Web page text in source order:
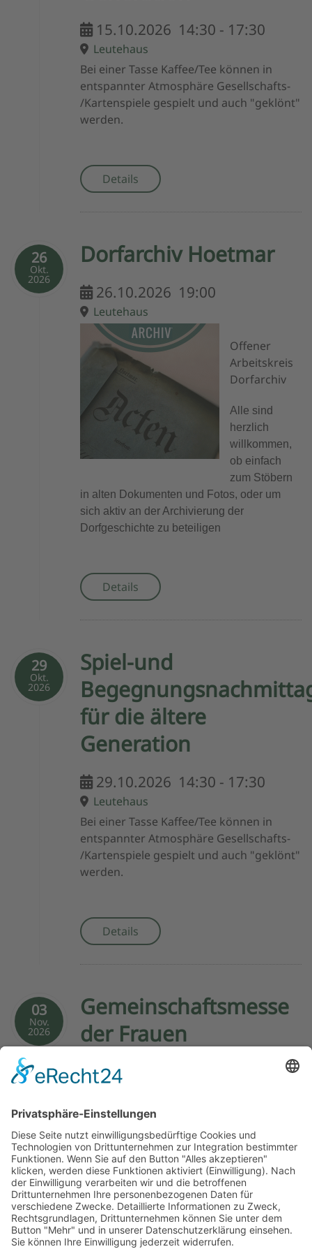
15.10.2026 14:30 - 17:30
Leutehaus
Bei einer Tasse Kaffee/Tee können in
entspannter Atmosphäre Gesellschafts-
/Kartenspiele gespielt und auch "geklönt"
werden.
Details
26
Okt.
2026
Dorfarchiv Hoetmar
26.10.2026 19:00
Leutehaus
Offener
Arbeitskreis
Dorfarchiv
Alle sind
herzlich
willkommen,
ob einfach
zum Stöbern
in alten Dokumenten und Fotos, oder um
sich aktiv an der Archivierung der
Dorfgeschichte zu beteiligen
Details
29
Okt.
2026
Spiel-und
für die ältere
Generation
29.10.2026 14:30 - 17:30
Leutehaus
Bei einer Tasse Kaffee/Tee können in
entspannter Atmosphäre Gesellschafts-
/Kartenspiele gespielt und auch "geklönt"
werden.
Details
03
Nov.
2026
Gemeinschaftsmesse
der Frauen
03.11.2026
Gemeinschaftsmesse der Frauen mit
anschließendem Frühstück im Pfarrheim
Details
1 2 3 4 5